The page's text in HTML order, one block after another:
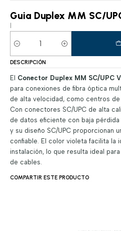
Guia Duplex MM SC/
Cantidad
DESCRIPCIÓN
El Conector Duplex MM SC/UPC
para conexiones de fibra óptica
de alta velocidad, como centros
Con conectores SC/UPC de alta
de datos eficiente con baja
y su diseño SC/UPC proporcionan
confiable. El color violeta facilita la
instalación, lo que resulta ideal
de cables.
COMPARTIR ESTE PRODUCTO